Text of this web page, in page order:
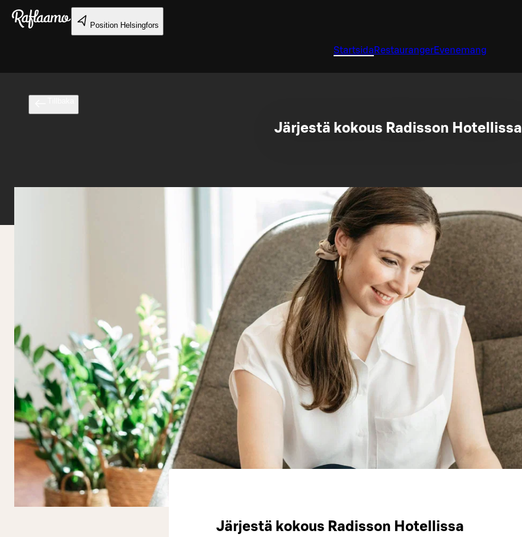
Gå till huvudinnehållet
Position Helsingfors
Startsida RestaurangerEvenemang
Järjestä kokous Radisson Hotellissa
Järjestä kokous Radisson Hotellissa